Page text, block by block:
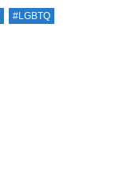
#LGBTQ